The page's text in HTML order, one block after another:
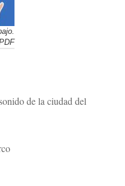
de la ciudad del